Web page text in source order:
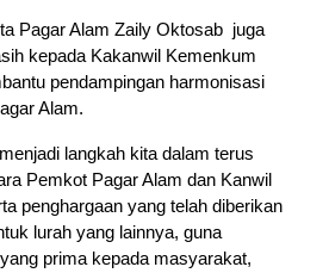
Pagar Alam Zaily Oktosab juga
kepada Kakanwil Kemenkum
pendampingan harmonisasi
Alam.
langkah kita dalam terus
Pemkot Pagar Alam dan Kanwil
penghargaan yang telah diberikan
lurah yang lainnya, guna
prima kepada masyarakat,